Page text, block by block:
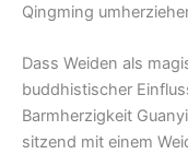
Qingming
Dass Weiden als
buddhistischer
Barmherzigkeit
sitzend mit einem